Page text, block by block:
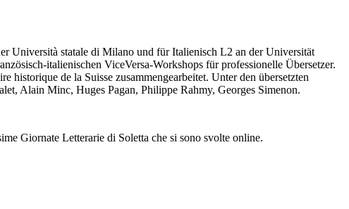
Università statale di Milano und für Italienisch L2 an der Universität
italienischen ViceVersa-Workshops für professionelle Übersetzer.
de la Suisse zusammengearbeitet. Unter den übersetzten
Alain Minc, Huges Pagan, Philippe Rahmy, Georges Simenon.
Giornate Letterarie di Soletta che si sono svolte online.